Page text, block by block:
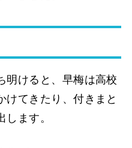
明けると、早梅は高校
けてきたり、付きまと
ます。